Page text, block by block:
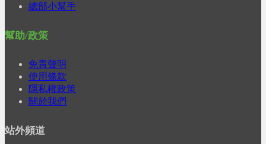
總部小幫手
幫助/政策
免責聲明
使用條款
隱私權政策
關於我們
站外頻道